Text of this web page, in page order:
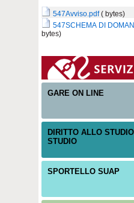
547Avviso.pdf ( bytes)
547SCHEMA DI
bytes)
GARE ON LINE
DIRITTO ALLO
STUDIO
SPORTELLO SUAP